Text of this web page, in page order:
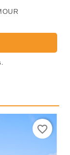
favorite_border